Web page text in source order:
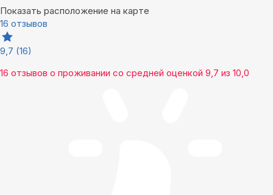
Показать расположение на карте
16 отзывов
9,7 (16)
16 отзывов о проживании со средней оценкой 9,7 из 10,0